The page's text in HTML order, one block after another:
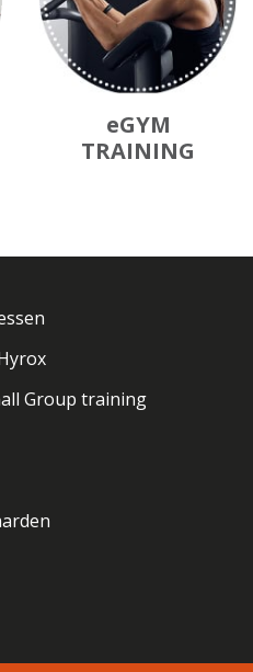
eGYM
TRAINING
Group training